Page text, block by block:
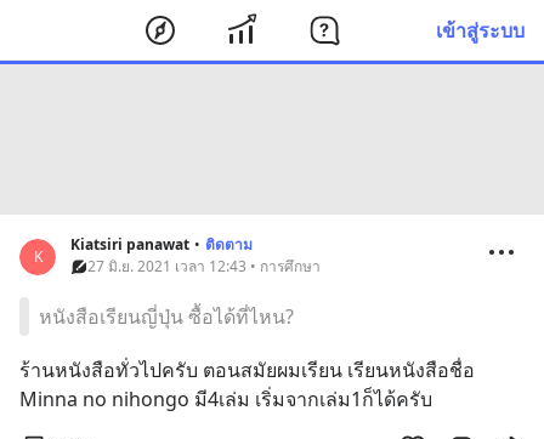
เข้าสู่ระบบ
K
Kiatsiri panawat • ติดตาม
27 มิ.ย. 2021 เวลา 12:43 • การศึกษา
หนังสือเรียนญี่ปุ่น ซื้อได้ที่ไหน?
ร้านหนังสือทั่วไปครับ ตอนสมัยผมเรียน เรียนหนังสือชื่อ
Minna no nihongo มี4เล่ม เริ่มจากเล่ม1ก็ได้ครับ